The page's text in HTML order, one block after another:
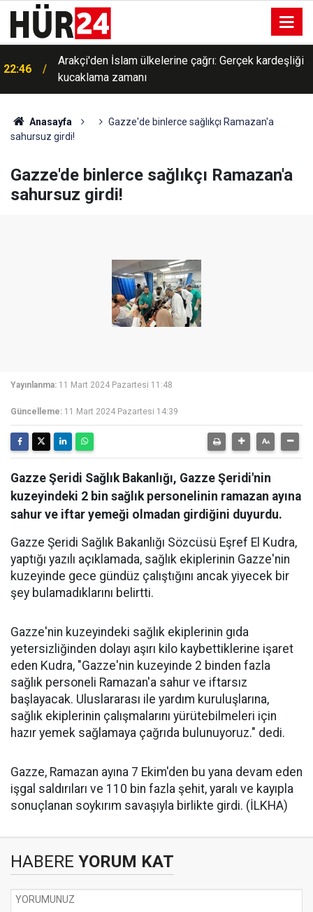
22:46
Arakçi'den İslam ülkelerine çağrı: Gerçek kardeşliği
kucaklama zamanı
Anasayfa
Gazze'de binlerce sağlıkçı Ramazan'a
sahursuz girdi!
Gazze'de binlerce sağlıkçı Ramazan'a
sahursuz girdi!
Yayınlanma: 11 Mart 2024 Pazartesi 11:48
Güncelleme: 11 Mart 2024 Pazartesi 14:39
Gazze Şeridi Sağlık Bakanlığı, Gazze Şeridi'nin
kuzeyindeki 2 bin sağlık personelinin ramazan ayına
sahur ve iftar yemeği olmadan girdiğini duyurdu.
Gazze Şeridi Sağlık Bakanlığı Sözcüsü Eşref El Kudra,
yaptığı yazılı açıklamada, sağlık ekiplerinin Gazze'nin
kuzeyinde gece gündüz çalıştığını ancak yiyecek bir
şey bulamadıklarını belirtti.
Gazze'nin kuzeyindeki sağlık ekiplerinin gıda
yetersizliğinden dolayı aşırı kilo kaybettiklerine işaret
eden Kudra, "Gazze'nin kuzeyinde 2 binden fazla
sağlık personeli Ramazan'a sahur ve iftarsız
başlayacak. Uluslararası ile yardım kuruluşlarına,
sağlık ekiplerinin çalışmalarını yürütebilmeleri için
hazır yemek sağlamaya çağrıda bulunuyoruz." dedi.
Gazze, Ramazan ayına 7 Ekim'den bu yana devam eden
işgal saldırıları ve 110 bin fazla şehit, yaralı ve kayıpla
sonuçlanan soykırım savaşıyla birlikte girdi. (İLKHA)
HABERE YORUM KAT